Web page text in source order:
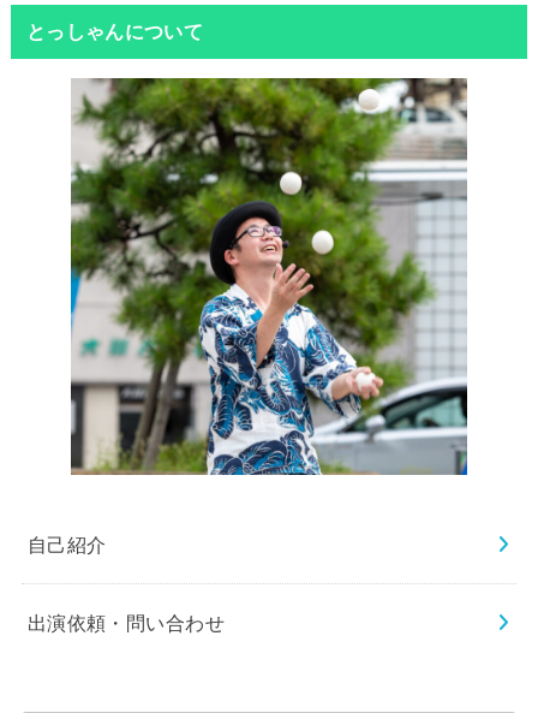
とっしゃんについて
自己紹介
出演依頼・問い合わせ